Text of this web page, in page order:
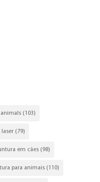
(103)
(79)
em cães(98)
para animais(110)